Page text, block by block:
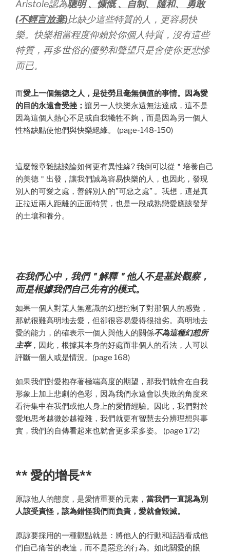
Aristole認為聰明 、慷慨 、自制、 隨和、 勇敢
(不輕言放棄)比缺少這些特質的人，更容易快
樂。快樂相當程度仰賴於你個人特質，沒有這些
特質，再多世俗的優勢和聲望只是會使你更悲慘
而已。
而愛上一個無德之人，是徒勞且毫無價值的事情。因為愛
的目的永遠會受挫； 讓另一人快樂永遠無法達成，這不是
因為這個人熱心不足或自我犧牲不夠，而是因為另一個人
性格缺點使他們與快樂絕緣。 (page-148-150)
這麼報章雜誌談論如何更有異性緣? 我倒可以從＂培養自己
的美德＂出發，讓我們誠為容易快樂的人，也因此，發現
別人的可愛之處，善解別人的”可惡之處” 。我想，這是真
正拉近兩人距離的正面特質，也是一段成熟戀愛應該發芽
的土壤和養分。
在我們心中，我們＂解釋＂他人不是基於觀察，
而是根據我們自己先有的模式。
如果一個人對某人無意識的幻想控制了對那個人的感覺，
那就很難高明地去愛，但卻很容易愛得很拙劣。高明地去
愛的能力，的確表示一個人與他人的關係不為這種幻想所
主宰，因此，根據其本身的好處而非個人的看法，人可以
評斷一個人或是情況。(page 168)
如果我們對愛抱存著極端高度的期望，那我們就會在自我
形象上加上悲劇的色彩，因為我們永遠會以失敗的角度來
看待集中在我們或他人身上的愛情經驗。因此，我們對於
愛地思考越微妙越複雜，我們就更有智慧去分辨理想與事
實，我們的自傳看起來也就會更多采多姿。 (page 172)
** 愛的增長**
原諒他人的態度，是愛情重要的元素， 當我們一直認為別
人該受責怪，該為錯怪我們而負責，愛就會毀滅。
原諒要採用的一種觀點就是：將他人的行動和話語看成他
們自己痛苦的表達，而不是惡意的行為。如此關愛的眼